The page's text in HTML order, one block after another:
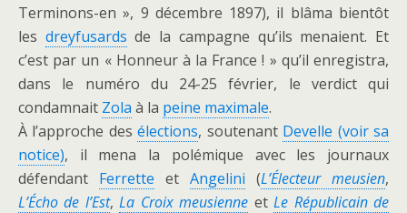
Terminons-en », 9 décembre 1897), il blâma bientôt
les dreyfusards de la campagne qu’ils menaient. Et
c’est par un « Honneur à la France ! » qu’il enregistra,
dans le numéro du 24-25 février, le verdict qui
condamnait Zola à la peine maximale.
À l’approche desélections, soutenant Develle (voir sa
notice), il mena la polémique avec les journaux
défendant Ferrette et Angelini (L’Électeur meusien,
L’Écho de l’Est,La Croix meusienne etLe Républicain de